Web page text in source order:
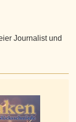
Journalist und